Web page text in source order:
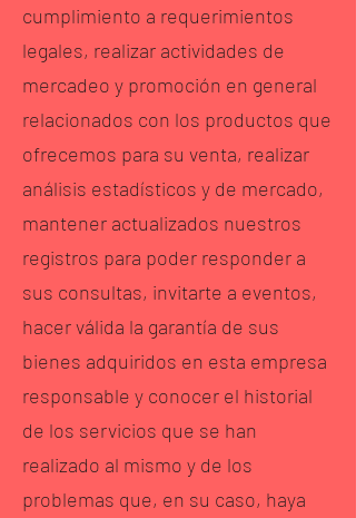
cumplimiento a requerimientos
legales, realizar actividades de
mercadeo y promoción en general
relacionados con los productos que
ofrecemos para su venta, realizar
análisis estadísticos y de mercado,
mantener actualizados nuestros
registros para poder responder a
sus consultas, invitarte a eventos,
hacer válida la garantía de sus
bienes adquiridos en esta empresa
responsable y conocer el historial
de los servicios que se han
realizado al mismo y de los
problemas que, en su caso, haya